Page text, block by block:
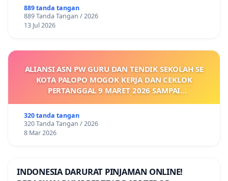
889 tanda tangan
889 Tanda Tangan / 2026
13 Jul 2026
ALIANSI ASN PW GURU DAN TENDIK SEKOLAH SE
KOTA PALOPO MOGOK KERJA DAN CEKLOK
PERTANGGAL 9 MARET 2026 SAMPAI
KEJELASAN SUMBER GAJI POKOK
320 tanda tangan
320 Tanda Tangan / 2026
8 Mar 2026
INDONESIA DARURAT PINJAMAN ONLINE!